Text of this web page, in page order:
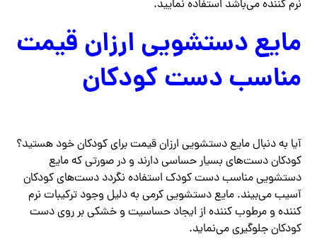
نرم کننده می‌باشد استفاده نمایید.
مایع دستشویی ارزان قیمت
مناسب دست کودکان
آیا به دنبال مایع دستشویی ارزان قیمت برای کودکان خود هستید؟
کودکان دست‌های بسیار حساسی دارند و در صورتی که مایع
دستشویی مناسب دست‌ کودک استفاده نگردد دست‌های کودکان
آسیب می‌بیند. مایع دستشویی کرمی به دلیل وجود ترکیبات نرم
کننده و مرطوب کننده از ایجاد حساسیت و خشکی بر روی دست
کودکان جلوگیری می‌نماید.